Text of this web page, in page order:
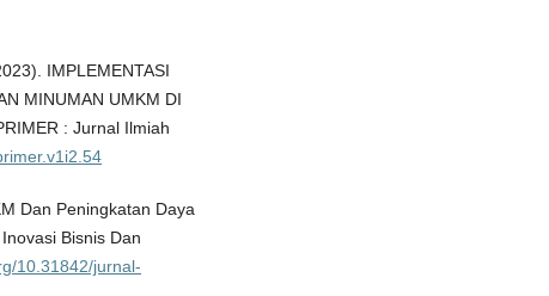
IMPLEMENTASI
MINUMAN UMKM DI
: Jurnal Ilmiah
Dan Peningkatan Daya
Bisnis Dan
10.31842/jurnal-